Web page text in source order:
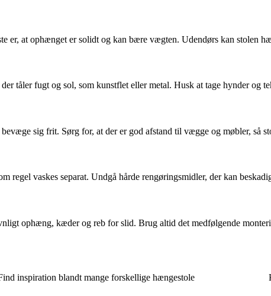
at ophænget er solidt og kan bære vægten. Udendørs kan stolen
tåler fugt og sol, som kunstflet eller metal. Husk at tage hynder og
sig frit. Sørg for, at der er god afstand til vægge og møbler, så
vaskes separat. Undgå hårde rengøringsmidler, der kan
ophæng, kæder og reb for slid. Brug altid det medfølgende
inspiration blandt mange forskellige hængestole